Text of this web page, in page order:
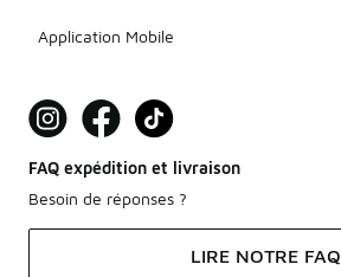
Application Mobile
FAQ expédition et livraison
Besoin de réponses ?
LIRE NOTRE FAQ